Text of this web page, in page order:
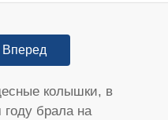
Вперед
колышки, в
году брала на